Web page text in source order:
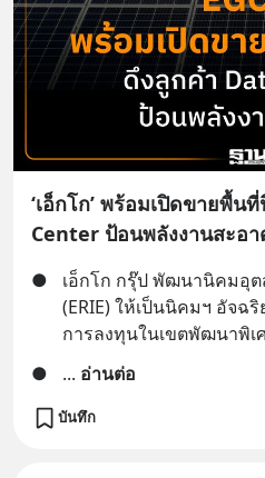
‘เอ็กโก’ พร้อมเปิดขายพื้
Center ป้อนพลังงานสะอา
●
เอ็กโก กรุ๊ป พัฒนานิคมอุต
(ERIE) ให้เป็นนิคมฯ อัจฉ
การลงทุนในเขตพัฒนาพิเ
●
... อ่านต่อ
บันทึก